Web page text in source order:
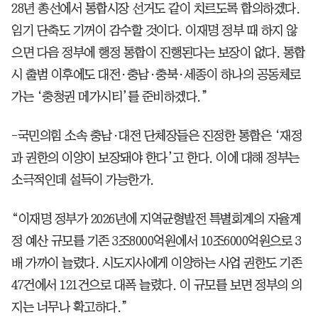
28년 총선에서 통합시장 선거도 같이 치르도록 합의하겠다.
임기 단축도 기꺼이 감수할 것이다. 이재명 정부 때 하지 않
으면 다음 정부에 행정 통합이 진행된다는 보장이 없다. 통합
시 출범 이후에도 대전·충남·충북·세종이 하나의 공동체로
가는 ‘충청권 메가시티’를 준비하겠다.”
-국민의힘 소속 충남·대전 단체장들은 진정한 통합은 ‘재정
과 권한의 이양이 보장돼야 한다’고 한다. 이에 대해 정부는
소극적인데 설득이 가능한가.
“이재명 정부가 2026년에 지역균형발전 특별회계의 자율계
정 예산 규모를 기존 3조8000억원에서 10조6000억원으로 3
배 가까이 늘렸다. 시도지사에게 이양하는 사업 권한도 기존
47건에서 121건으로 대폭 늘렸다. 이 규모를 보면 정부의 의
지는 너무나 확고하다.”